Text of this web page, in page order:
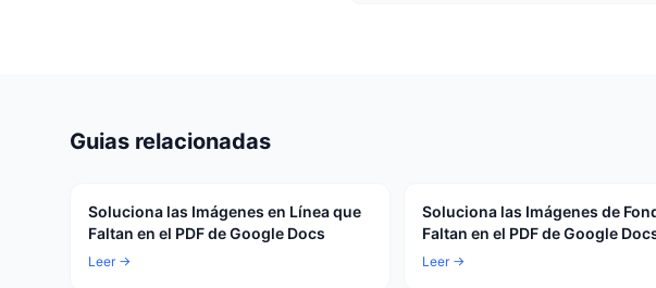
Guias relacionadas
Soluciona las Imágenes en Línea que
Faltan en el PDF de Google Docs
Leer →
Soluciona las Imágenes de
Faltan en el PDF de Google
Leer →